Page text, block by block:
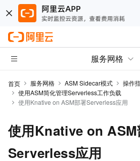
服务网格
首页 服务网格 ASM Sidecar模式 操作
使用ASM简化管理Serverless工作负载
使用Knative on ASM部署Serverless应用
使用Knative on ASM
Serverless应用